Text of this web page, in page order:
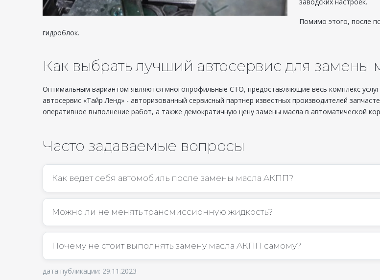
Помимо этого, после
гидроблок.
Как выбрать лучший автосервис для
Оптимальным вариантом являются многопрофильные СТО, предоставляющие весь комплекс
автосервис «Тайр Ленд» - авторизованный сервисный партнер известных производителей
оперативное выполнение работ, а также демократичную цену замены масла в автоматической
Часто задаваемые вопросы
Как ведет себя автомобиль после замены масла АКПП?
Можно ли не менять трансмиссионную жидкость?
Почему не стоит выполнять замену масла АКПП самому?
дата публикации: 29.11.2023